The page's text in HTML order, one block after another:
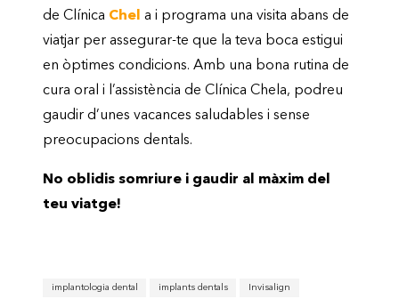
de Clínica Chel a i programa una visita abans de
viatjar per assegurar-te que la teva boca estigui
en òptimes condicions. Amb una bona rutina de
cura oral i l’assistència de Clínica Chela, podreu
gaudir d’unes vacances saludables i sense
preocupacions dentals.
No oblidis somriure i gaudir al màxim del
teu viatge!
implantologia dental implants dentals Invisalign